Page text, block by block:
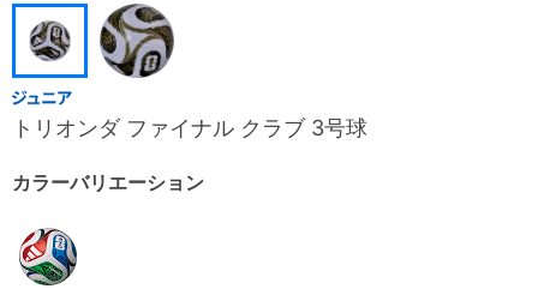
トリオンダ ファイナル クラブ 3号球
カラーバリエーション